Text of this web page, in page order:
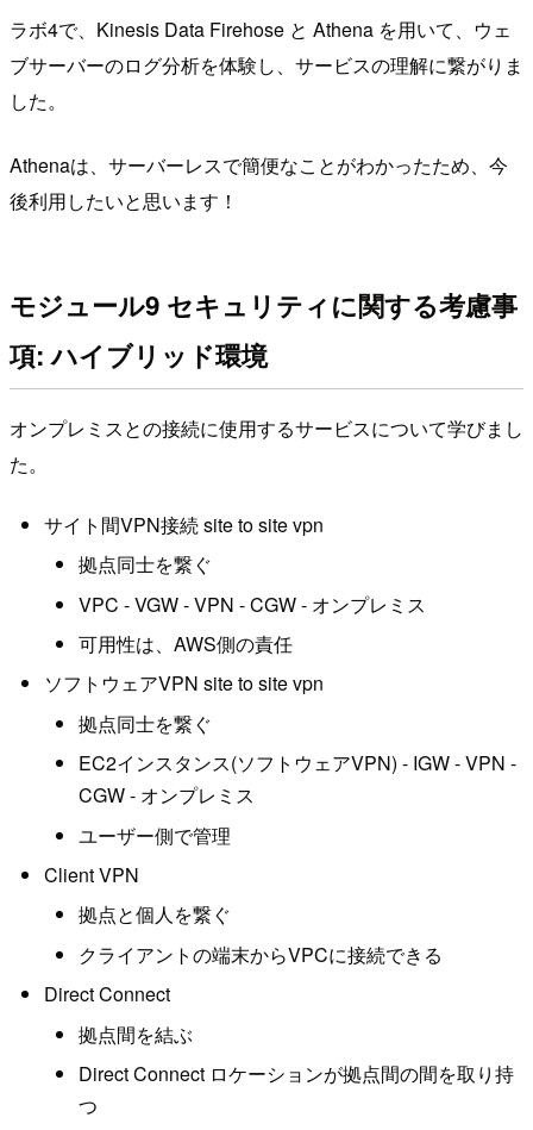
ラボ4で、Kinesis Data Firehose と Athena を用いて、ウェ
ブサーバーのログ分析を体験し、サービスの理解に繋がりま
した。
Athenaは、サーバーレスで簡便なことがわかったため、今
後利用したいと思います！
モジュール9 セキュリティに関する考慮事
項: ハイブリッド環境
オンプレミスとの接続に使用するサービスについて学びまし
た。
サイト間VPN接続 site to site vpn
拠点同士を繋ぐ
VPC - VGW - VPN - CGW - オンプレミス
可用性は、AWS側の責任
ソフトウェアVPN site to site vpn
拠点同士を繋ぐ
EC2インスタンス(ソフトウェアVPN) - IGW - VPN -
CGW - オンプレミス
ユーザー側で管理
Client VPN
拠点と個人を繋ぐ
クライアントの端末からVPCに接続できる
Direct Connect
拠点間を結ぶ
Direct Connect ロケーションが拠点間の間を取り持
つ